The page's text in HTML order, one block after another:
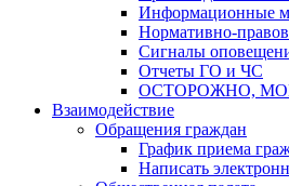
Информационные
Нормативно-
Сигналы
Отчеты ГО и ЧС
ОСТОРОЖНО,
Взаимодействие
Обращения граждан
График приема
Написать